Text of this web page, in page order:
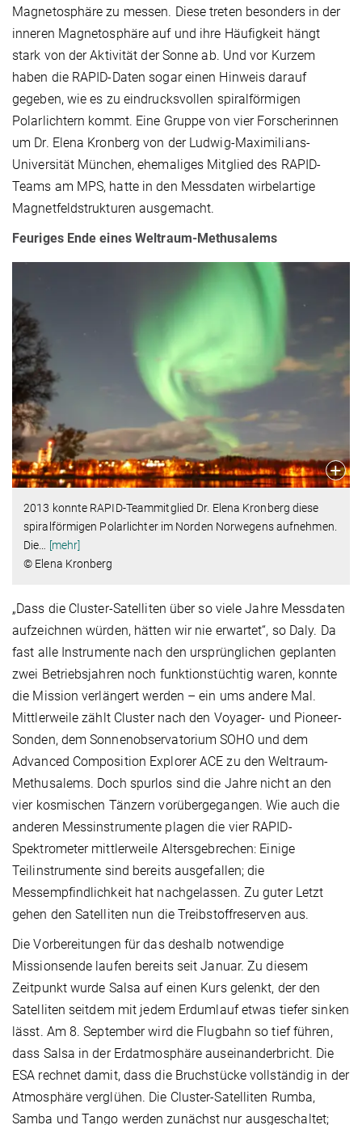
Magnetosphäre zu messen. Diese treten besonders in der
inneren Magnetosphäre auf und ihre Häufigkeit hängt
stark von der Aktivität der Sonne ab. Und vor Kurzem
haben die RAPID-Daten sogar einen Hinweis darauf
gegeben, wie es zu eindrucksvollen spiralförmigen
Polarlichtern kommt. Eine Gruppe von vier Forscherinnen
um Dr. Elena Kronberg von der Ludwig-Maximilians-
Universität München, ehemaliges Mitglied des RAPID-
Teams am MPS, hatte in den Messdaten wirbelartige
Magnetfeldstrukturen ausgemacht.
Feuriges Ende eines Weltraum-Methusalems
2013 konnte RAPID-Teammitglied Dr. Elena Kronberg diese
spiralförmigen Polarlichter im Norden Norwegens aufnehmen.
Die… [mehr]
© Elena Kronberg
„Dass die Cluster-Satelliten über so viele Jahre Messdaten
aufzeichnen würden, hätten wir nie erwartet“, so Daly. Da
fast alle Instrumente nach den ursprünglichen geplanten
zwei Betriebsjahren noch funktionstüchtig waren, konnte
die Mission verlängert werden – ein ums andere Mal.
Mittlerweile zählt Cluster nach den Voyager- und Pioneer-
Sonden, dem Sonnenobservatorium SOHO und dem
Advanced Composition Explorer ACE zu den Weltraum-
Methusalems. Doch spurlos sind die Jahre nicht an den
vier kosmischen Tänzern vorübergegangen. Wie auch die
anderen Messinstrumente plagen die vier RAPID-
Spektrometer mittlerweile Altersgebrechen: Einige
Teilinstrumente sind bereits ausgefallen; die
Messempfindlichkeit hat nachgelassen. Zu guter Letzt
gehen den Satelliten nun die Treibstoffreserven aus.
Die Vorbereitungen für das deshalb notwendige
Missionsende laufen bereits seit Januar. Zu diesem
Zeitpunkt wurde Salsa auf einen Kurs gelenkt, der den
Satelliten seitdem mit jedem Erdumlauf etwas tiefer sinken
lässt. Am 8. September wird die Flugbahn so tief führen,
dass Salsa in der Erdatmosphäre auseinanderbricht. Die
ESA rechnet damit, dass die Bruchstücke vollständig in der
Atmosphäre verglühen. Die Cluster-Satelliten Rumba,
Samba und Tango werden zunächst nur ausgeschaltet;